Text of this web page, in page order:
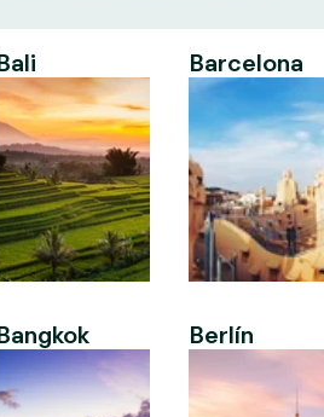
Barcelona
Berlín